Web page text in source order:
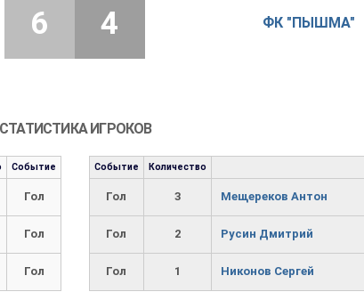
ФК "ПЫШМА"
6 4
СТАТИСТИКА ИГРОКОВ
Событие
Гол
Гол
Гол
Событие Количество
Гол 3 Мещереков Антон
Гол 2 Русин Дмитрий
Гол 1 Никонов Сергей